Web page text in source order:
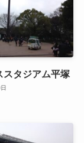
スタジアム平塚